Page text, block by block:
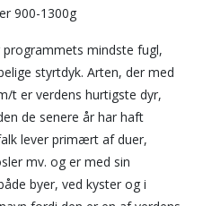
900-1300g
mindste fugl,
styrtdyk. Arten, der med
t er verdens hurtigste dyr,
de senere år har haft
lever primært af duer,
mv. og er med sin
byer, ved kyster og i